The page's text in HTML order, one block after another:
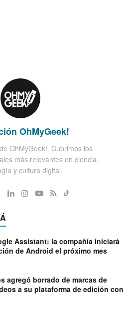
OhMyGeek!
OhMyGeek!. Cubrimos los
más relevantes en ciencia,
y cultura digital.
Assistant: la compañía iniciará
de Android el próximo mes
agregó borrado de marcas de
a su plataforma de edición con